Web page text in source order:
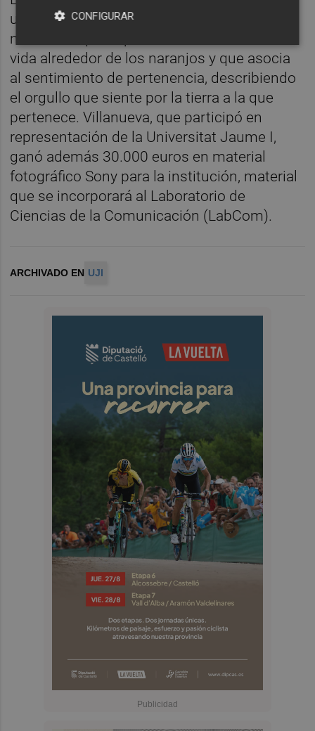
una evocadora representación de su tierra
natal en la que captura la cotidianidad de la
vida alrededor de los naranjos y que asocia
al sentimiento de pertenencia, describiendo
el orgullo que siente por la tierra a la que
pertenece. Villanueva, que participó en
representación de la Universitat Jaume I,
ganó además 30.000 euros en material
fotográfico Sony para la institución, material
que se incorporará al Laboratorio de
Ciencias de la Comunicación (LabCom).
ARCHIVADO EN UJI
CONFIGURAR